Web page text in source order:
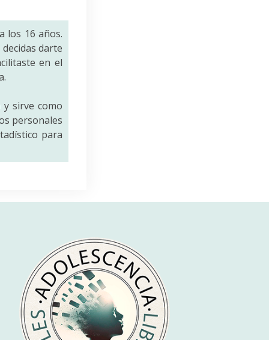
los 16 años.
darte
en el
y sirve como
personales
para